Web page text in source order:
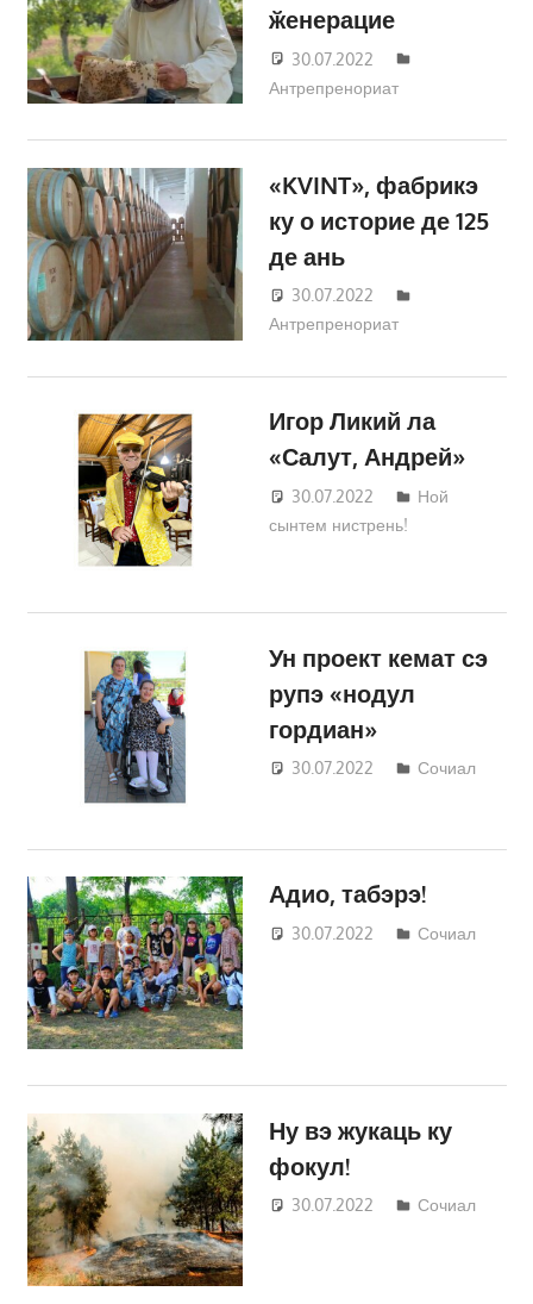
ӂенерацие
30.07.2022
Трифонова
Антрепренориат
«KVINT», фабрикэ
ку о историе де 125
де ань
30.07.2022
Трифонова
Антрепренориат
Игор Ликий ла
«Салут, Андрей»
30.07.2022
Татьяна
Трифонова
Ной
сынтем нистрень!
Ун проект кемат сэ
рупэ «нодул
гордиан»
30.07.2022
Татьяна
Сочиал
Адио, табэрэ!
30.07.2022
Татьяна
Сочиал
Ну вэ жукаць ку
фокул!
30.07.2022
Татьяна
Сочиал